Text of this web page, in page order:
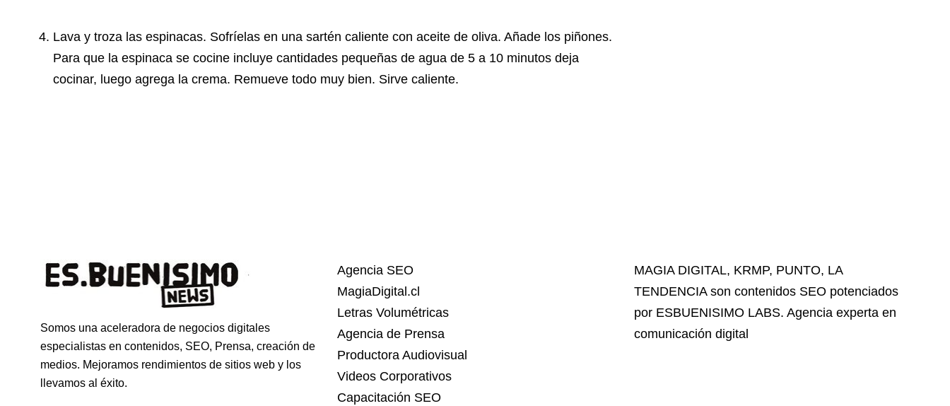
Lava y troza las espinacas. Sofríelas en una sartén caliente con aceite de oliva. Añade los piñones.
Para que la espinaca se cocine incluye cantidades pequeñas de agua de 5 a 10 minutos deja
cocinar, luego agrega la crema. Remueve todo muy bien. Sirve caliente.
Somos una aceleradora de negocios digitales
especialistas en contenidos, SEO, Prensa, creación de
medios. Mejoramos rendimientos de sitios web y los
llevamos al éxito.
Agencia SEO
MagiaDigital.cl
Letras Volumétricas
Agencia de Prensa
Productora Audiovisual
Videos Corporativos
Capacitación SEO
MAGIA DIGITAL, KRMP, PUNTO, LA
TENDENCIAson contenidos SEO potenciados
por ESBUENISIMO LABS. Agencia experta en
comunicación digital